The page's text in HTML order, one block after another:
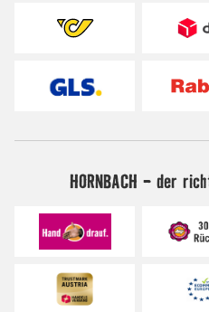
HORNBACH - der